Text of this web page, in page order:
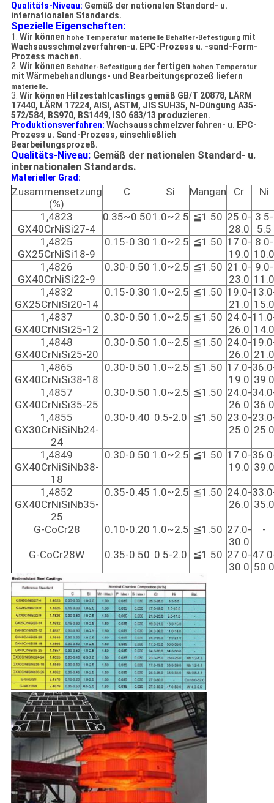
Qualitäts-Niveau: Gemäß der nationalen Standard- u.
internationalen Standards.
Spezielle Eigenschaften:
1. Wir können hohe Temperatur materielle Behälter-Befestigungmit
Wachsausschmelzverfahren-u. EPC-Prozess u. -sand-Form-
Prozess machen.
2. Wir können Behälter-Befestigung derfertigen hohen Temperatur
mit Wärmebehandlungs- und Bearbeitungsprozeß liefern
materielle.
3. Wir können Hitzestahlcastings gemäß GB/T 20878, LÄRM
17440, LÄRM 17224, AISI, ASTM, JIS SUH35, N-Düngung A35-
572/584, BS970, BS1449, ISO 683/13 produzieren.
Produktionsverfahren: Wachsausschmelzverfahren- u. EPC-
Prozess u. Sand-Prozess, einschließlich
Bearbeitungsprozeß.
Qualitäts-Niveau:Gemäß der nationalen Standard- u.
internationalen Standards.
Materieller Grad:
Zusammensetzung
(%)
C Si Mangan Cr Ni
1,4823
GX40CrNiSi27-4
0.35~0.501.0~2.5 ≦1.50 25.0-
28.0
3.5-
5.5
1,4825
GX25CrNiSi18-9
0.15-0.30 1.0~2.5 ≦1.50 17.0-
19.0
8.0-
10.0
1,4826
GX40CrNiSi22-9
0.30-0.50 1.0~2.5 ≦1.50 21.0-
23.0
9.0-
11.0
1,4832
GX25CrNiSi20-14
0.15-0.30 1.0~2.5 ≦1.50 19.0-
21.0 15.0
1,4837
GX40CrNiSi25-12
0.30-0.50 1.0~2.5 ≦1.50 24.0-
26.0 14.0
1,4848
GX40CrNiSi25-20
0.30-0.50 1.0~2.5 ≦1.50 24.0-
26.0 21.0
1,4865
GX40CrNiSi38-18
0.30-0.50 1.0~2.5 ≦1.50 17.0-
19.0 39.0
1,4857
GX40CrNiSi35-25
0.30-0.50 1.0~2.5 ≦1.50 24.0-
26.0 36.0
1,4855
GX30CrNiSiNb24-
24
0.30-0.40 0.5-2.0 ≦1.50 23.0-
25.0 25.0
1,4849
GX40CrNiSiNb38-
18
0.30-0.50 1.0~2.5 ≦1.50 17.0-
19.0 39.0
1,4852
GX40CrNiSiNb35-
25
0.35-0.45 1.0~2.5 ≦1.50 24.0-
26.0 35.0
G-CoCr28 0.10-0.20 1.0~2.5 ≦1.50 27.0-
30.0
-
G-CoCr28W 0.35-0.50 0.5-2.0 ≦1.50 27.0-
30.0 50.0